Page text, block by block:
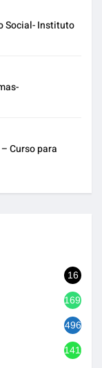
Social- Instituto
Curso para
16
1692
496
1416